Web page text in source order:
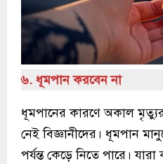
৬. ধূমপান করবেন না
ধূমপানের কারণে অকাল
নেই বিজ্ঞানীদের। ধূমপান
পর্যন্ত কেড়ে নিতে পারে।